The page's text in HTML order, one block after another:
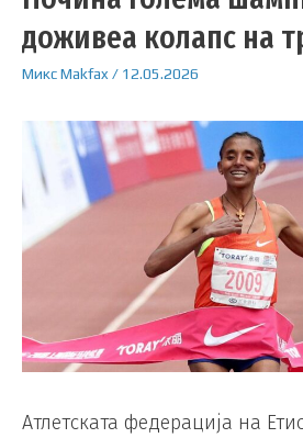
доживеа колапс на
МиксMakfax / 12.05.2026
Атлетската федерација на